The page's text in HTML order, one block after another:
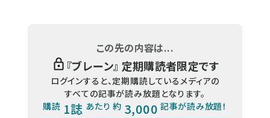
この先の内容は...
『ブレーン』 定期購読者限定です
ログインすると、定期購読しているメディアの
すべての記事が読み放題となります。
購読 1誌 あたり 約 3,000 記事が読み放題！